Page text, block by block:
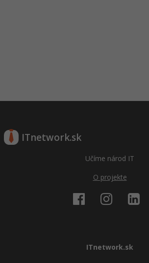
ITnetwork.sk
Učíme národ IT
O projekte
ITnetwork.sk